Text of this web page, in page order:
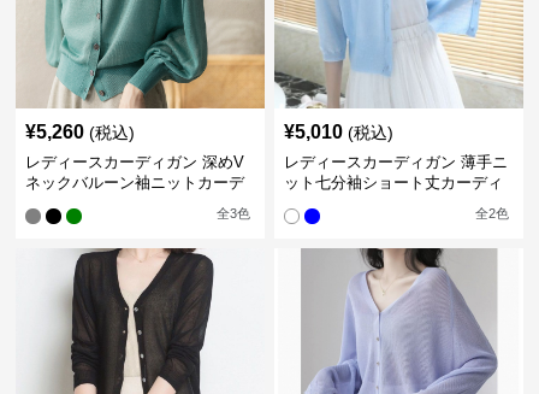
¥5,260 (税込)
レディースカーディガン 深めV
ネックバルーン袖ニットカーデ
全3色
¥5,010 (税込)
レディースカーディガン 薄手ニ
ット七分袖ショート丈カーディ
全2色